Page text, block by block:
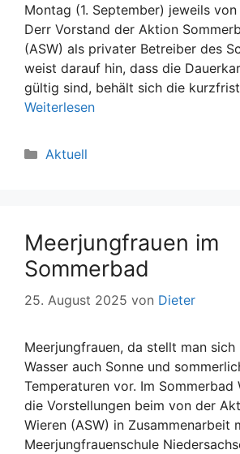
Montag (1. September) jeweils von
Derr Vorstand der Aktion
(ASW) als privater Betreiber des
weist darauf hin, dass die
gültig sind, behält sich die
Weiterlesen
Kategorien
Aktuell
Meerjungfrauen im
Sommerbad
25. August 2025 von Dieter
Meerjungfrauen, da stellt man sich
Wasser auch Sonne und
Temperaturen vor. Im Sommerbad
die Vorstellungen beim von der
Wieren (ASW) in Zusammenarbeit
Meerjungfrauenschule